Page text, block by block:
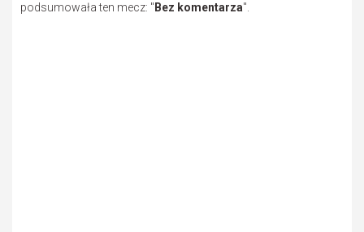
podsumowała ten mecz: " Bez komentarza".